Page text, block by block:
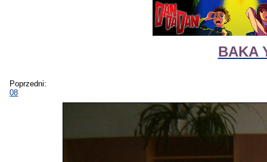
BAKA
Poprzedni:
08